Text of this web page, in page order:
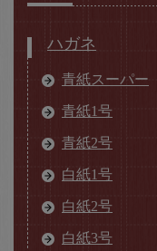
ハガネ
青紙スーパー
青紙1号
青紙2号
白紙1号
白紙2号
白紙3号